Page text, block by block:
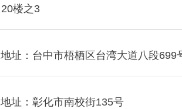
20楼之3
地址：台中市梧栖区台湾大道八段699
地址：彰化市南校街135号